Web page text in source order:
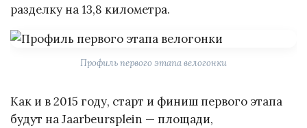
разделку на 13,8 километра.
Профиль первого этапа велогонки
Как и в 2015 году, старт и финиш первого этапа
будут на Jaarbeursplein — площади,